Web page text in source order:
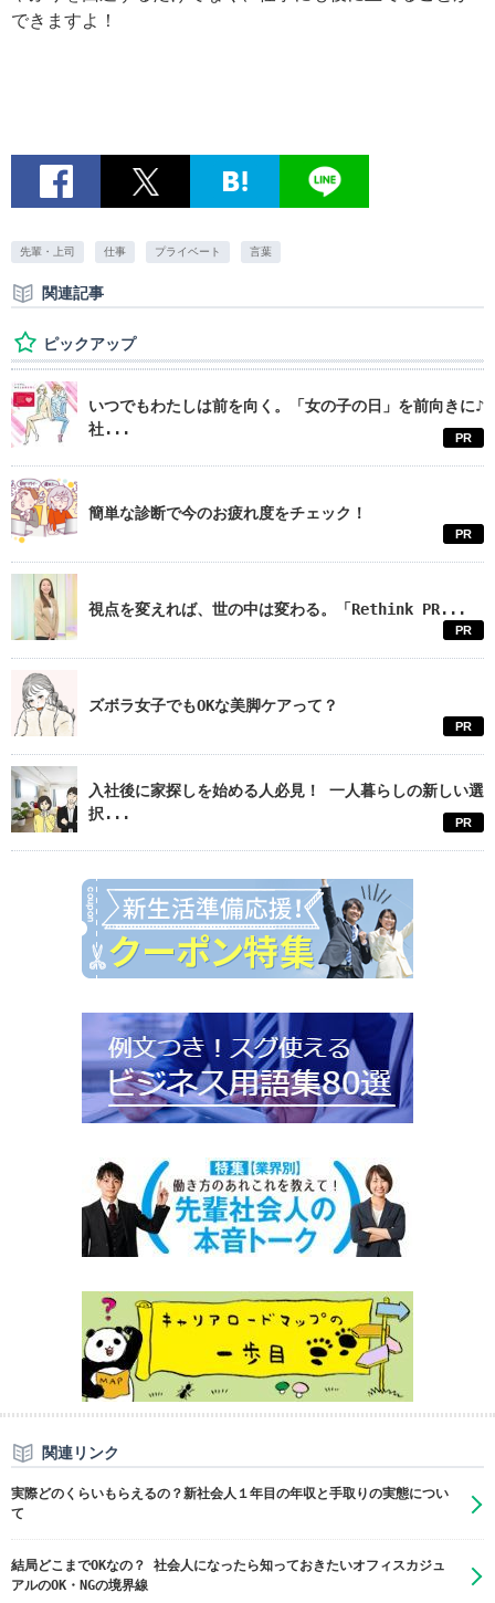
できますよ！
先輩・上司 仕事 プライベート 言葉
関連記事
ピックアップ
いつでもわたしは前を向く。「女の子の日」を前向きに♪
社...
PR
簡単な診断で今のお疲れ度をチェック！
PR
視点を変えれば、世の中は変わる。「Rethink PR...
PR
ズボラ女子でもOKな美脚ケアって？
PR
入社後に家探しを始める人必見！ 一人暮らしの新しい選
択...
PR
関連リンク
実際どのくらいもらえるの？新社会人１年目の年収と手取りの実態につい
て
結局どこまでOKなの？ 社会人になったら知っておきたいオフィスカジュ
アルのOK・NGの境界線